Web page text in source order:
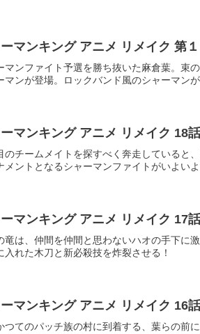
マンキング アニメ リメイク 第
マンファイト予選を勝ち抜いた麻倉葉。束
マンが登場。ロックバンド風のシャーマン
マンキング アニメ リメイク 18
のチームメイトを探すべく奔走していると
メントとなるシャーマンファイトがいよい
マンキング アニメ リメイク 17
竜は、仲間を仲間と思わないハオの手下に
入れた木刀と新必殺技を炸裂させる！
マンキング アニメ リメイク 16
つてのパッチ族の村に到着する、葉らの前